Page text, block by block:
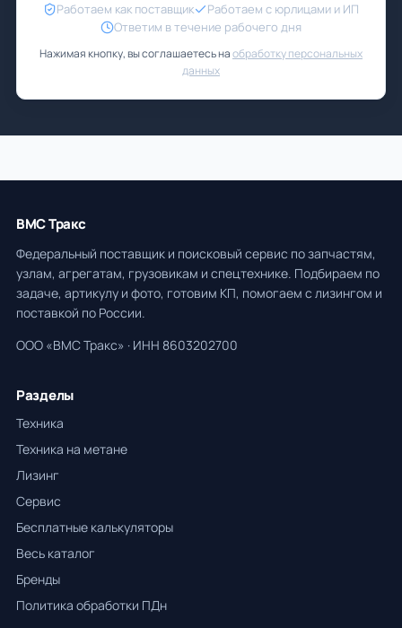
Работаем как поставщик
Работаем с юрлицами и ИП
Ответим в течение рабочего дня
Нажимая кнопку, вы соглашаетесь наобработку персональных
данных
ВМС Тракс
Федеральный поставщик и поисковый сервис по запчастям,
узлам, агрегатам, грузовикам и спецтехнике. Подбираем по
задаче, артикулу и фото, готовим КП, помогаем с лизингом и
поставкой по России.
ООО «ВМС Тракс» · ИНН 8603202700
Разделы
Техника
Техника на метане
Лизинг
Сервис
Бесплатные калькуляторы
Весь каталог
Бренды
Политика обработки ПДн